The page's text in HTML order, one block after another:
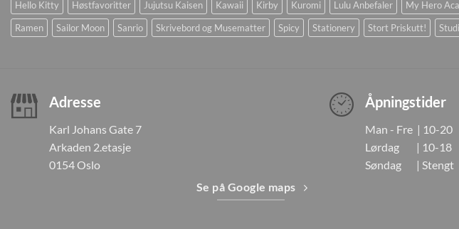
Hello Kitty
Høstfavoritter Jujutsu Kaisen Kawaii Kirby Kuromi Lulu Anbefaler My Hero
Ramen
Sailor Moon Sanrio Skrivebord og Musematter Spicy Stationery Stort Priskutt!
Adresse
Karl Johans Gate 7
Arkaden 2.etasje
0154 Oslo
Se på Google maps
Åpningstider
Man - Fre | 10-20
Lørdag | 10-18
Søndag | Stengt